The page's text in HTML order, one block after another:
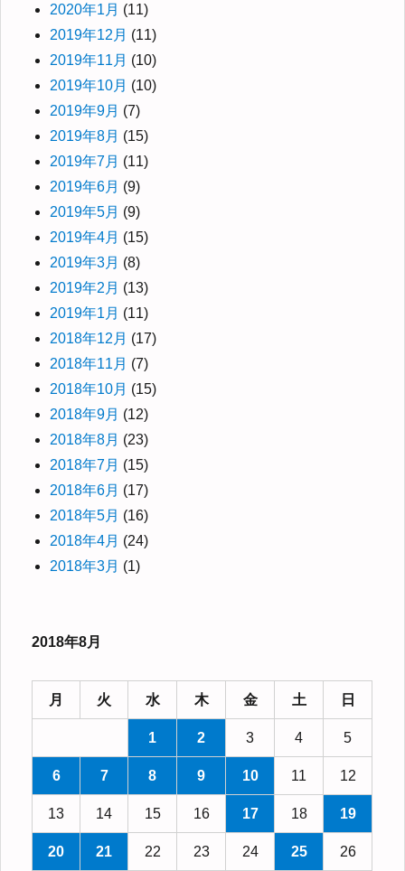
2020年1月 (11)
2019年12月 (11)
2019年11月 (10)
2019年10月 (10)
2019年9月 (7)
2019年8月 (15)
2019年7月 (11)
2019年6月 (9)
2019年5月 (9)
2019年4月 (15)
2019年3月 (8)
2019年2月 (13)
2019年1月 (11)
2018年12月 (17)
2018年11月 (7)
2018年10月 (15)
2018年9月 (12)
2018年8月 (23)
2018年7月 (15)
2018年6月 (17)
2018年5月 (16)
2018年4月 (24)
2018年3月 (1)
2018年8月
月 火 水 木 金 土 日
1 2 3 4 5
6 7 8 9 10 11 12
13 14 15 16 17 18 19
20 21 22 23 24 25 26